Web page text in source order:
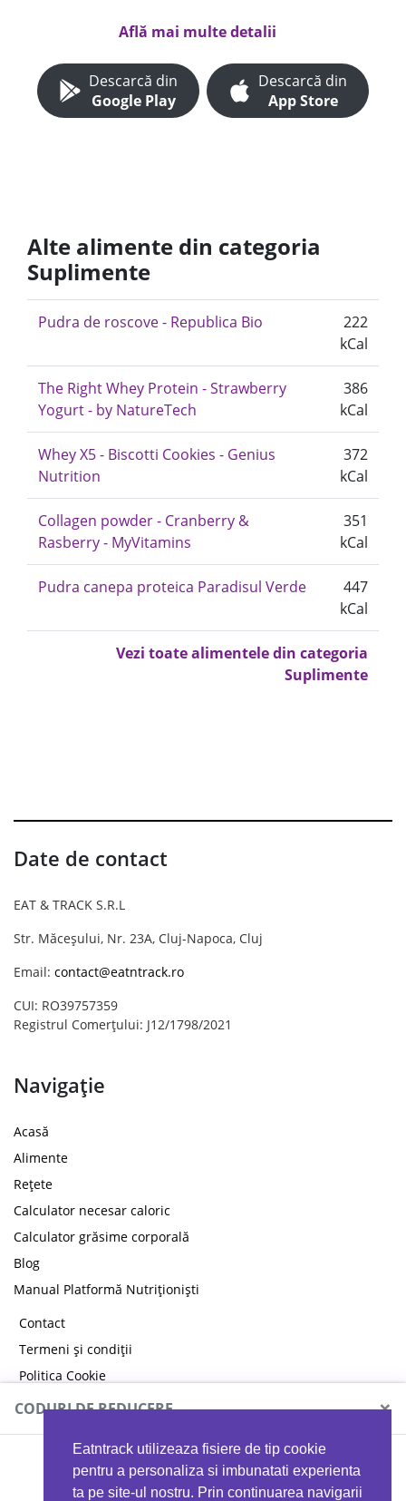
Eatntrack utilizeaza fisiere de tip cookie
pentru a personaliza si imbunatati experienta
ta pe site-ul nostru. Prin continuarea navigarii
Află mai multe detalii
Descarcă din
Google Play
Descarcă din
App Store
Alte alimente din categoria
Suplimente
Pudra de roscove - Republica Bio
222
kCal
The Right Whey Protein - Strawberry
Yogurt - by NatureTech
386
kCal
Whey X5 - Biscotti Cookies - Genius
Nutrition
372
kCal
Collagen powder - Cranberry &
Rasberry - MyVitamins
351
kCal
Pudra canepa proteica Paradisul Verde
447
kCal
Vezi toate alimentele din categoria
Suplimente
Date de contact
EAT & TRACK S.R.L
Str. Măceșului, Nr. 23A, Cluj-Napoca, Cluj
Email: contact@eatntrack.ro
CUI: RO39757359
Registrul Comerțului: J12/1798/2021
Navigație
Acasă
Alimente
Rețete
Calculator necesar caloric
Calculator grăsime corporală
Blog
Manual Platformă Nutriționiști
Contact
Termeni și condiții
Politica Cookie
Politica de confidențialitate
CODURI DE REDUCERE ×
MYPROTEIN